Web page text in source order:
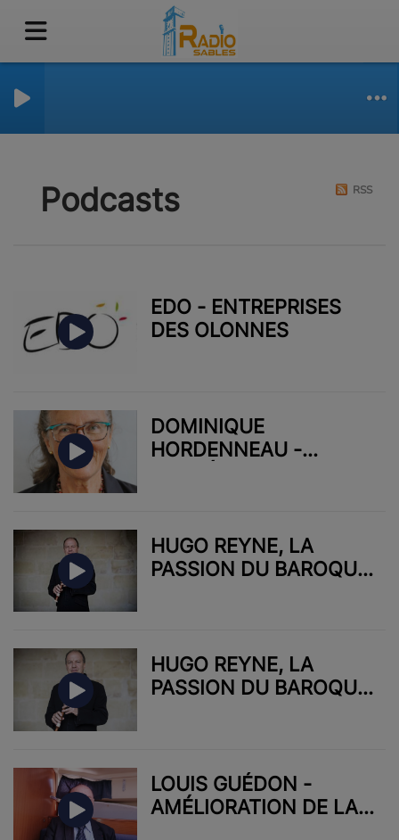
Podcasts RSS
EDO - ENTREPRISES
DES OLONNES
DOMINIQUE
HORDENNEAU -
HUGO REYNE, LA
PASSION DU BAROQUE
HUGO REYNE, LA
PASSION DU BAROQUE
LOUIS GUÉDON -
AMÉLIORATION DE LA